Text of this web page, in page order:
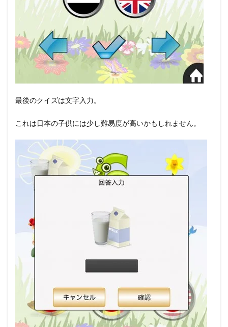
最後のクイズは文字入力。
これは日本の子供には少し難易度が高いかもしれません。